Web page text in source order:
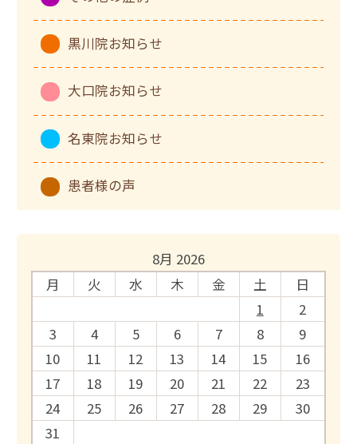
黒川院お知らせ
大口院お知らせ
名東院お知らせ
患者様の声
8月 2026
月
火 水 木 金 土
日
1
2
3
4 5 6 7 8
9
10
11 12 13 14 15
16
17
18 19 20 21 22
23
24
25 26 27 28 29
30
31